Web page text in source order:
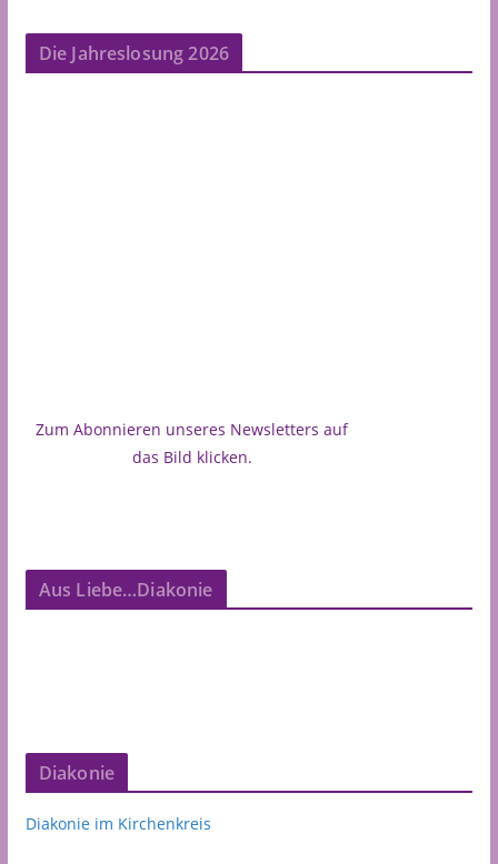
Die Jahreslosung 2026
Zum Abonnieren unseres Newsletters auf
das Bild klicken.
Aus Liebe…Diakonie
Diakonie
Diakonie im Kirchenkreis